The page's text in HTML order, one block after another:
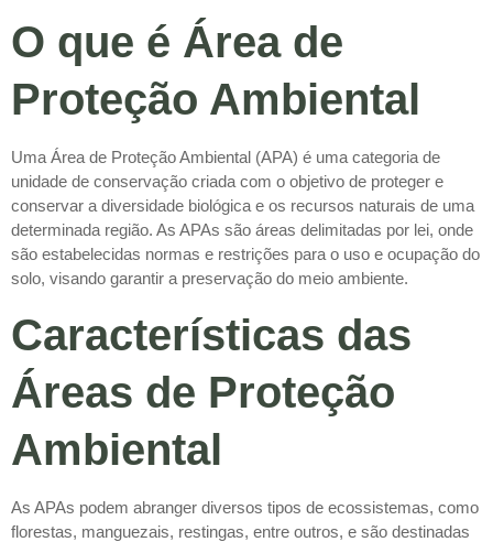
O que é Área de
Proteção Ambiental
Uma Área de Proteção Ambiental (APA) é uma categoria de
unidade de conservação criada com o objetivo de proteger e
conservar a diversidade biológica e os recursos naturais de uma
determinada região. As APAs são áreas delimitadas por lei, onde
são estabelecidas normas e restrições para o uso e ocupação do
solo, visando garantir a preservação do meio ambiente.
Características das
Áreas de Proteção
Ambiental
As APAs podem abranger diversos tipos de ecossistemas, como
florestas, manguezais, restingas, entre outros, e são destinadas